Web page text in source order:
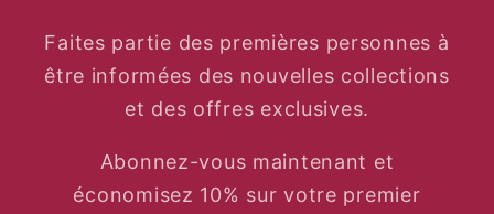
Faites partie des premières personnes à
être informées des nouvelles collections
et des offres exclusives.
Abonnez-vous maintenant et
économisez 10% sur votre premier